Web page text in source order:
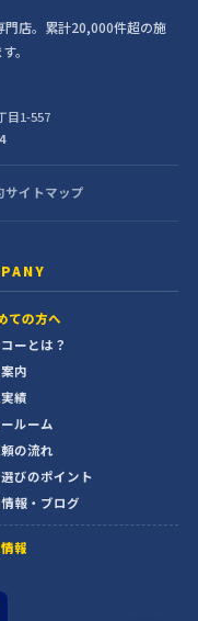
門店。累計20,000件超の施
。
目1-557
サイトマップ
ての方へ
ーとは？
内
績
ルーム
の流れ
びのポイント
報・ブログ
報